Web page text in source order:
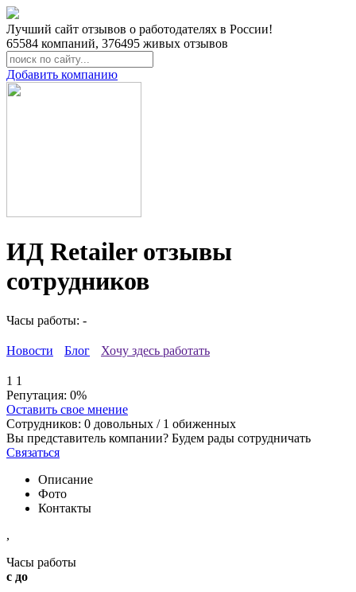
Лучший сайт отзывов о работодателях в России!
65584 компаний, 376495 живых отзывов
Добавить компанию
ИД Retailer отзывы
сотрудников
Часы работы: -
Новости Блог Хочу здесь работать
1 1
Репутация: 0%
Оставить свое мнение
Сотрудников: 0 довольных / 1 обиженных
Вы представитель компании? Будем рады сотрудничать
Связаться
Описание
Фото
Контакты
,
Часы работы
с до